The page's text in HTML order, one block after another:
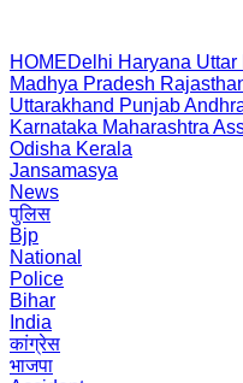
HOMEDelhi Haryana Uttar
Madhya Pradesh
Uttarakhand Punjab
Karnataka Maharashtra
Odisha Kerala
Jansamasya
News
पुलिस
Bjp
National
Police
Bihar
India
कांग्रेस
भाजपा